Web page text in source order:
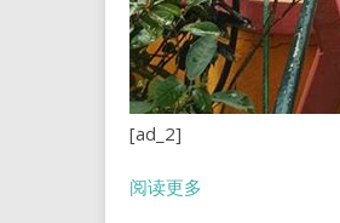
[ad_2]
阅读更多